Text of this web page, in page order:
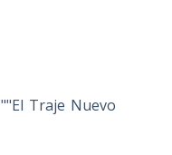
""El Traje Nuevo